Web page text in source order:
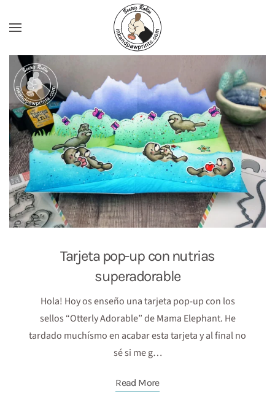
Ir al contenido principal
Tarjeta pop-up con nutrias
superadorable
Hola! Hoy os enseño una tarjeta pop-up con los
sellos “Otterly Adorable” de Mama Elephant. He
tardado muchísmo en acabar esta tarjeta y al final no
sé si me g…
Read More